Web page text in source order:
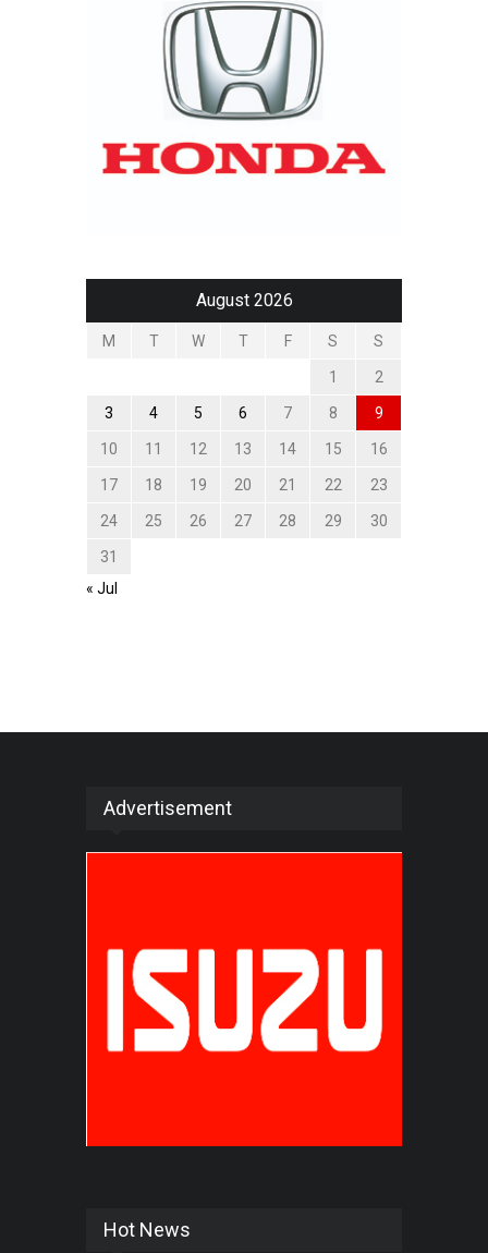
August 2026
M T W T F S S
1 2
3 4 5 6 7 8 9
10 11 12 13 14 15 16
17 18 19 20 21 22 23
24 25 26 27 28 29 30
31
« Jul
Advertisement
Hot News